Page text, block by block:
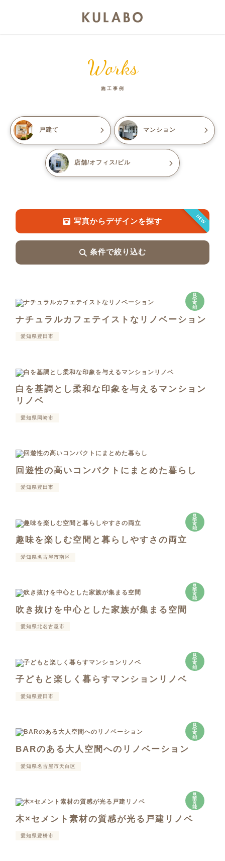
Works
施工事例
戸建て マンション
店舗/オフィス/ビル
NEW
写真からデザインを探す
条件で絞り込む
見
学
可
能
ナチュラルカフェテイストなリノベーション
愛知県豊田市
白を基調とし柔和な印象を与えるマンション
リノベ
愛知県岡崎市
回遊性の高いコンパクトにまとめた暮らし
愛知県豊田市
見
学
可
能
趣味を楽しむ空間と暮らしやすさの両立
愛知県名古屋市南区
見
学
可
能
吹き抜けを中心とした家族が集まる空間
愛知県北名古屋市
見
学
可
能
子どもと楽しく暮らすマンションリノベ
愛知県豊田市
見
学
可
能
BARのある大人空間へのリノベーション
愛知県名古屋市天白区
見
学
可
能
木×セメント素材の質感が光る戸建リノベ
愛知県豊橋市